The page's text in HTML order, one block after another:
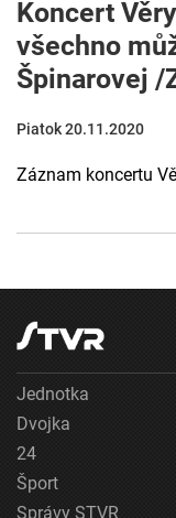
Koncert
všechno
Špinarovej /
Piatok 20.11.2020
Záznam koncertu
Jednotka
Dvojka
24
Šport
Správy STVR